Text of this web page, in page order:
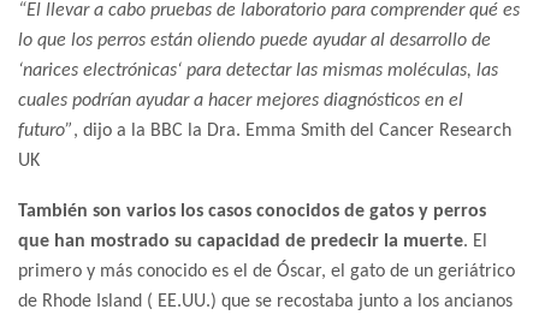
“El llevar a cabo pruebas de laboratorio para comprender qué es
lo que los perros están oliendo puede ayudar al desarrollo de
‘narices electrónicas‘ para detectar las mismas moléculas, las
cuales podrían ayudar a hacer mejores diagnósticos en el
futuro”, dijo a la BBC la Dra. Emma Smith del Cancer Research
UK
También son varios los casos conocidos de gatos y perros
que han mostrado su capacidad de predecir la muerte. El
primero y más conocido es el de Óscar, el gato de un geriátrico
de Rhode Island ( EE.UU.) que se recostaba junto a los ancianos